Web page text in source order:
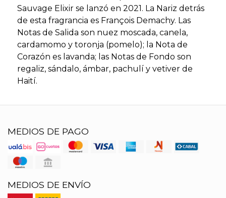
Sauvage Elixir se lanzó en 2021. La Nariz detrás
de esta fragrancia es François Demachy. Las
Notas de Salida son nuez moscada, canela,
cardamomo y toronja (pomelo); la Nota de
Corazón es lavanda; las Notas de Fondo son
regaliz, sándalo, ámbar, pachulí y vetiver de
Haití.
MEDIOS DE PAGO
MEDIOS DE ENVÍO